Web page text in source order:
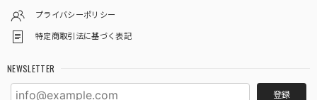
プライバシーポリシー
特定商取引法に基づく表記
NEWSLETTER
登録